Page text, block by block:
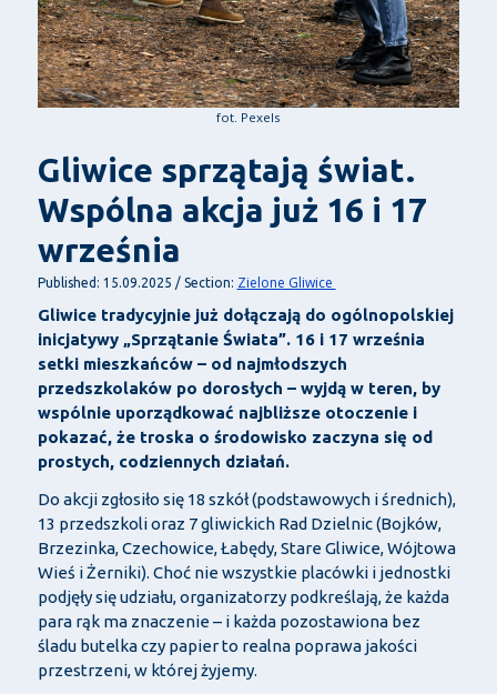
fot. Pexels
Gliwice sprzątają świat.
Wspólna akcja już 16 i 17
września
Published: 15.09.2025 / Section: Zielone Gliwice
Gliwice tradycyjnie już dołączają do ogólnopolskiej
inicjatywy „Sprzątanie Świata”. 16 i 17 września
setki mieszkańców – od najmłodszych
przedszkolaków po dorosłych – wyjdą w teren, by
wspólnie uporządkować najbliższe otoczenie i
pokazać, że troska o środowisko zaczyna się od
prostych, codziennych działań.
Do akcji zgłosiło się 18 szkół (podstawowych i średnich),
13 przedszkoli oraz 7 gliwickich Rad Dzielnic (Bojków,
Brzezinka, Czechowice, Łabędy, Stare Gliwice, Wójtowa
Wieś i Żerniki). Choć nie wszystkie placówki i jednostki
podjęły się udziału, organizatorzy podkreślają, że każda
para rąk ma znaczenie – i każda pozostawiona bez
śladu butelka czy papier to realna poprawa jakości
przestrzeni, w której żyjemy.